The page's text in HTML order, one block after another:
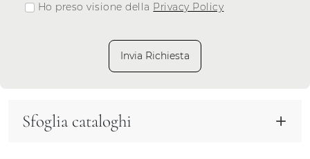
Ho preso visione della Privacy Policy
Invia Richiesta
Sfoglia cataloghi